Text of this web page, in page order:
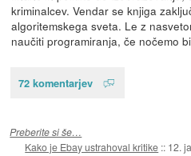
kriminalcev. Vendar se knjiga
algoritemskega sveta. Le z
naučiti programiranja, če nočemo
72 komentarjev
Preberite si še…
Kako je Ebay ustrahoval kritike :: 12.